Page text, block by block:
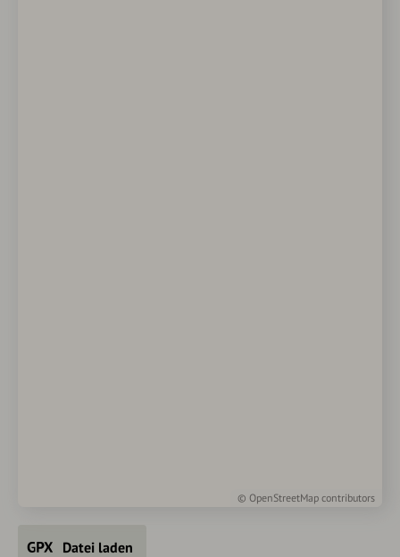
© OpenStreetMap contributors
Datei laden